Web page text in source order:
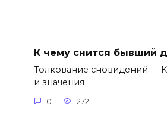
К чему снится бывший
Толкование сновидений —
и значения
0 272